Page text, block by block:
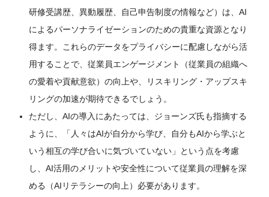
研修受講歴、異動履歴、自己申告制度の情報など）は、AI
によるパーソナライゼーションのための貴重な資源となり
得ます。これらのデータをプライバシーに配慮しながら活
用することで、従業員エンゲージメント（従業員の組織へ
の愛着や貢献意欲）の向上や、リスキリング・アップスキ
リングの加速が期待できるでしょう。
ただし、AIの導入にあたっては、ジョーンズ氏も指摘する
ように、「人々はAIが自分から学び、自分もAIから学ぶと
いう相互の学び合いに気づいていない」という点を考慮
し、AI活用のメリットや安全性について従業員の理解を深
める（AIリテラシーの向上）必要があります。